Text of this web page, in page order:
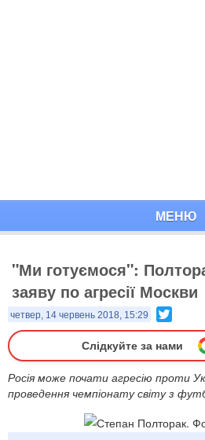
МЕНЮ
"Ми готуємося":
заяву по агресії Москви
четвер, 14 червень 2018, 15:29
Слідкуйте за нами
Росія може почати агресію проти
проведення чемпіонату світу з